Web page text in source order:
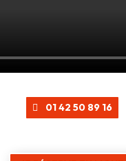
01 42 50 89 16